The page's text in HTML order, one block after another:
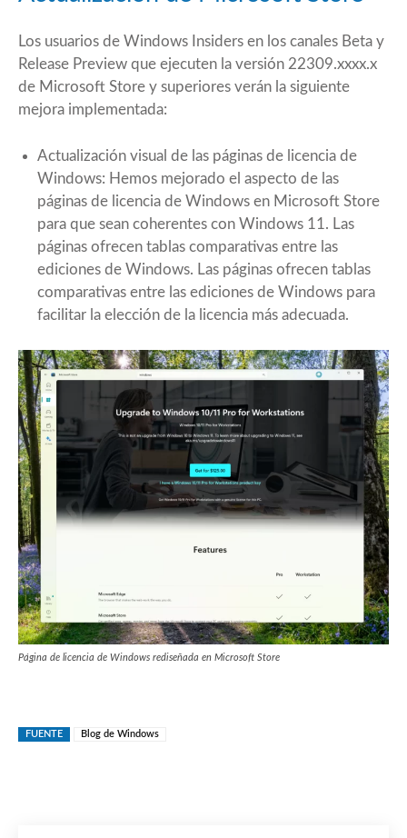
Los usuarios de Windows Insiders en los canales Beta y
Release Preview que ejecuten la versión 22309.xxxx.x
de Microsoft Store y superiores verán la siguiente
mejora implementada:
Actualización visual de las páginas de licencia de
Windows: Hemos mejorado el aspecto de las
páginas de licencia de Windows en Microsoft Store
para que sean coherentes con Windows 11. Las
páginas ofrecen tablas comparativas entre las
ediciones de Windows. Las páginas ofrecen tablas
comparativas entre las ediciones de Windows para
facilitar la elección de la licencia más adecuada.
Página de licencia de Windows rediseñada en Microsoft Store
FUENTE Blog de Windows